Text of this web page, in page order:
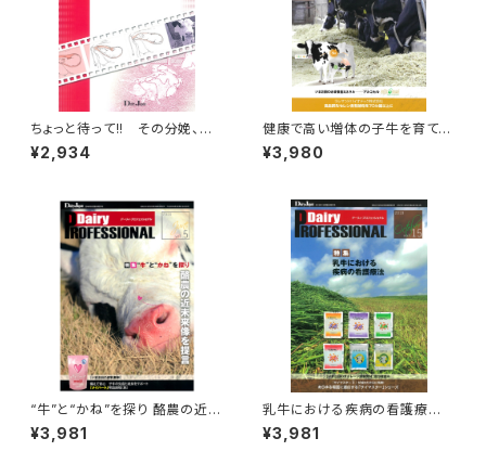
ちょっと待って!! その分娩、本
当に子牛の牽引が必要!?
¥2,934
健康で高い増体の子牛を育て
る D
airy PROFESSIONAL Vol.30
¥3,980
“牛”と“かね”を探り 酪農の近未
来像を提言
Dairy PROFESSION
¥3,981
乳牛における疾病の看護療
法
Dairy PROFESSION
¥3,981